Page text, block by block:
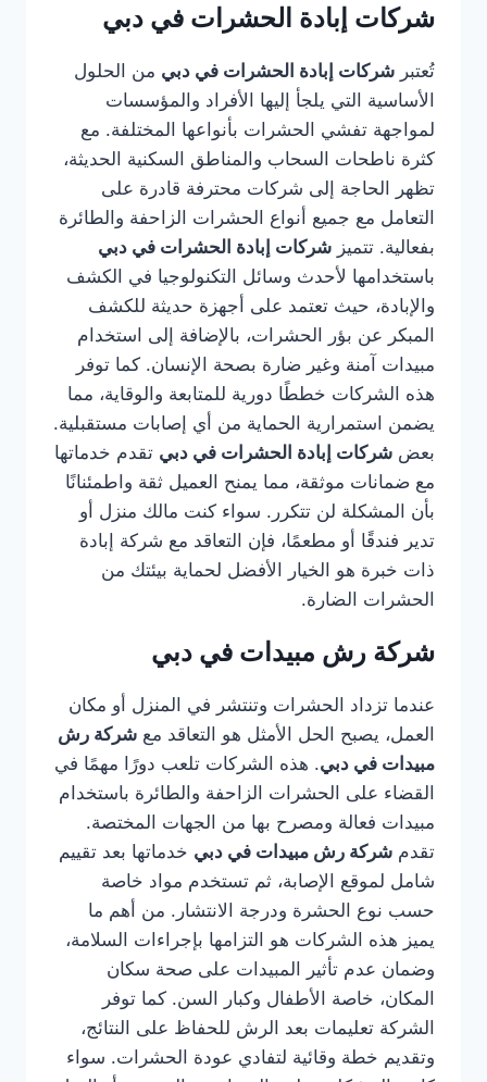
شركات إبادة الحشرات في دبي
تُعتبر شركات إبادة الحشرات في دبي من الحلول
الأساسية التي يلجأ إليها الأفراد والمؤسسات
لمواجهة تفشي الحشرات بأنواعها المختلفة. مع
كثرة ناطحات السحاب والمناطق السكنية الحديثة،
تظهر الحاجة إلى شركات محترفة قادرة على
التعامل مع جميع أنواع الحشرات الزاحفة والطائرة
بفعالية. تتميز شركات إبادة الحشرات في دبي
باستخدامها لأحدث وسائل التكنولوجيا في الكشف
والإبادة، حيث تعتمد على أجهزة حديثة للكشف
المبكر عن بؤر الحشرات، بالإضافة إلى استخدام
مبيدات آمنة وغير ضارة بصحة الإنسان. كما توفر
هذه الشركات خططًا دورية للمتابعة والوقاية، مما
يضمن استمرارية الحماية من أي إصابات مستقبلية.
بعض شركات إبادة الحشرات في دبي تقدم خدماتها
مع ضمانات موثقة، مما يمنح العميل ثقة واطمئنانًا
بأن المشكلة لن تتكرر. سواء كنت مالك منزل أو
تدير فندقًا أو مطعمًا، فإن التعاقد مع شركة إبادة
ذات خبرة هو الخيار الأفضل لحماية بيئتك من
الحشرات الضارة.
شركة رش مبيدات في دبي
عندما تزداد الحشرات وتنتشر في المنزل أو مكان
العمل، يصبح الحل الأمثل هو التعاقد مع شركة رش
مبيدات في دبي. هذه الشركات تلعب دورًا مهمًا في
القضاء على الحشرات الزاحفة والطائرة باستخدام
مبيدات فعالة ومصرح بها من الجهات المختصة.
تقدم شركة رش مبيدات في دبي خدماتها بعد تقييم
شامل لموقع الإصابة، ثم تستخدم مواد خاصة
حسب نوع الحشرة ودرجة الانتشار. من أهم ما
يميز هذه الشركات هو التزامها بإجراءات السلامة،
وضمان عدم تأثير المبيدات على صحة سكان
المكان، خاصة الأطفال وكبار السن. كما توفر
الشركة تعليمات بعد الرش للحفاظ على النتائج،
وتقديم خطة وقائية لتفادي عودة الحشرات. سواء